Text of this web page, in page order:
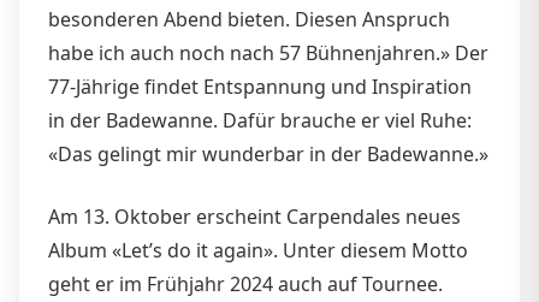
besonderen Abend bieten. Diesen Anspruch
habe ich auch noch nach 57 Bühnenjahren.» Der
77-Jährige findet Entspannung und Inspiration
in der Badewanne. Dafür brauche er viel Ruhe:
«Das gelingt mir wunderbar in der Badewanne.»
Am 13. Oktober erscheint Carpendales neues
Album «Let’s do it again». Unter diesem Motto
geht er im Frühjahr 2024 auch auf Tournee.